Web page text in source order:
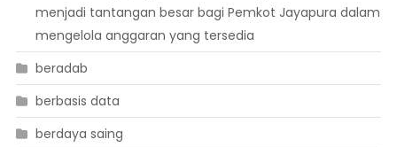
menjadi tantangan besar bagi Pemkot Jayapura dalam
mengelola anggaran yang tersedia
beradab
berbasis data
berdaya saing